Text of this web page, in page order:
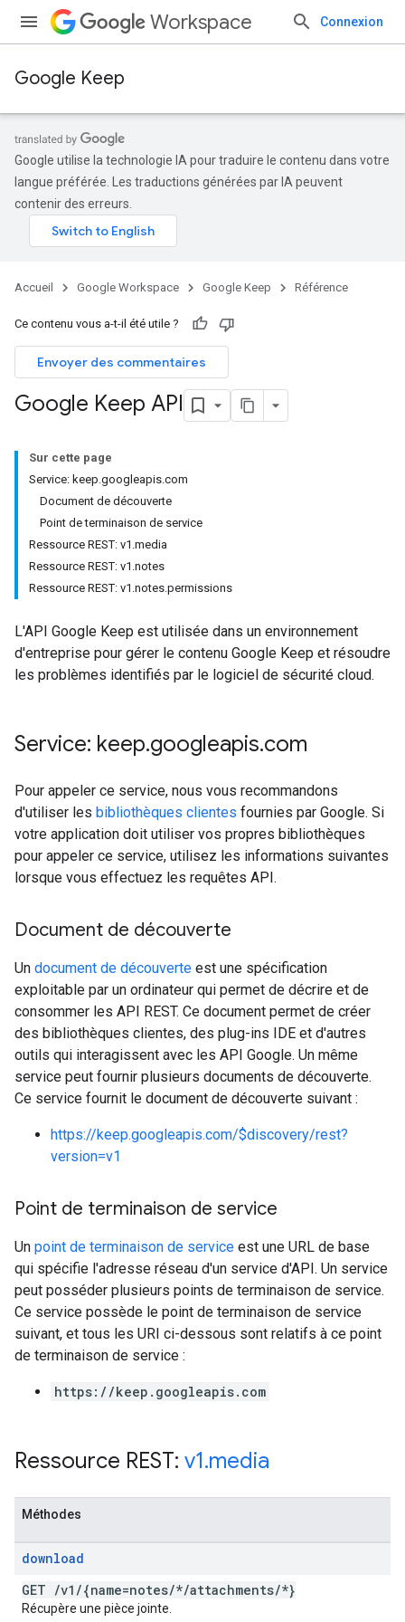
Workspace Connexion
Google Keep
Google utilise la technologie IA pour traduire le contenu dans votre
langue préférée. Les traductions générées par IA peuvent
contenir des erreurs.
Accueil Google Workspace Google Keep Référence
Ce contenu vous a-t-il été utile ?
Envoyer des commentaires
Google Keep API
Sur cette page
Service: keep.googleapis.com
Document de découverte
Point de terminaison de service
Ressource REST: v1 .media
Ressource REST: v1 .notes
Ressource REST: v1 .notes.permissions
L'API Google Keep est utilisée dans un environnement
d'entreprise pour gérer le contenu Google Keep et résoudre
les problèmes identifiés par le logiciel de sécurité cloud.
Service: keep.googleapis.com
Pour appeler ce service, nous vous recommandons
d'utiliser les bibliothèques clientes fournies par Google. Si
votre application doit utiliser vos propres bibliothèques
pour appeler ce service, utilisez les informations suivantes
lorsque vous effectuez les requêtes API.
Document de découverte
Un document de découverte est une spécification
exploitable par un ordinateur qui permet de décrire et de
consommer les API REST. Ce document permet de créer
des bibliothèques clientes, des plug-ins IDE et d'autres
outils qui interagissent avec les API Google. Un même
service peut fournir plusieurs documents de découverte.
Ce service fournit le document de découverte suivant :
https://keep.googleapis.com/$discovery/rest?
version=v1
Point de terminaison de service
Un point de terminaison de service est une URL de base
qui spécifie l'adresse réseau d'un service d'API. Un service
peut posséder plusieurs points de terminaison de service.
Ce service possède le point de terminaison de service
suivant, et tous les URI ci-dessous sont relatifs à ce point
de terminaison de service :
https://keep.googleapis.com
Ressource REST: v1.media
Méthodes
download
GET /v1 /{name=notes/*/attachments/*}
Récupère une pièce jointe.